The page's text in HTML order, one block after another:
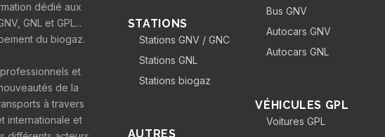
dédié aux
GNL et GPL...
du biogaz.
et
de la
à travers
internationale et
STATIONS
Stations GNV / GNC
Stations GNL
Stations biogaz
AUTRES
Bus GNV
Autocars GNV
Autocars GNL
VÉHICULES GPL
Voitures GPL